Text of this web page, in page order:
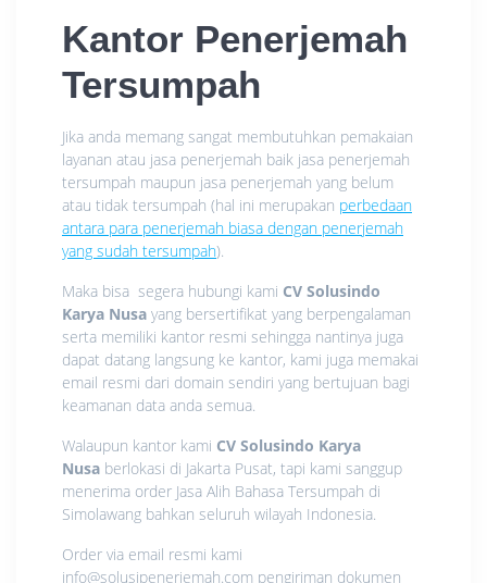
Kantor Penerjemah
Tersumpah
Jika anda memang sangat membutuhkan pemakaian
layanan atau jasa penerjemah baik jasa penerjemah
tersumpah maupun jasa penerjemah yang belum
atau tidak tersumpah (hal ini merupakan perbedaan
antara para penerjemah biasa dengan penerjemah
yang sudah tersumpah).
Maka bisa segera hubungi kami CV Solusindo
Karya Nusa yang bersertifikat yang berpengalaman
serta memiliki kantor resmi sehingga nantinya juga
dapat datang langsung ke kantor, kami juga memakai
email resmi dari domain sendiri yang bertujuan bagi
keamanan data anda semua.
Walaupun kantor kami CV Solusindo Karya
Nusa berlokasi di Jakarta Pusat, tapi kami sanggup
menerima order Jasa Alih Bahasa Tersumpah di
Simolawang bahkan seluruh wilayah Indonesia.
Order via email resmi kami
info@solusipenerjemah.com pengiriman dokumen